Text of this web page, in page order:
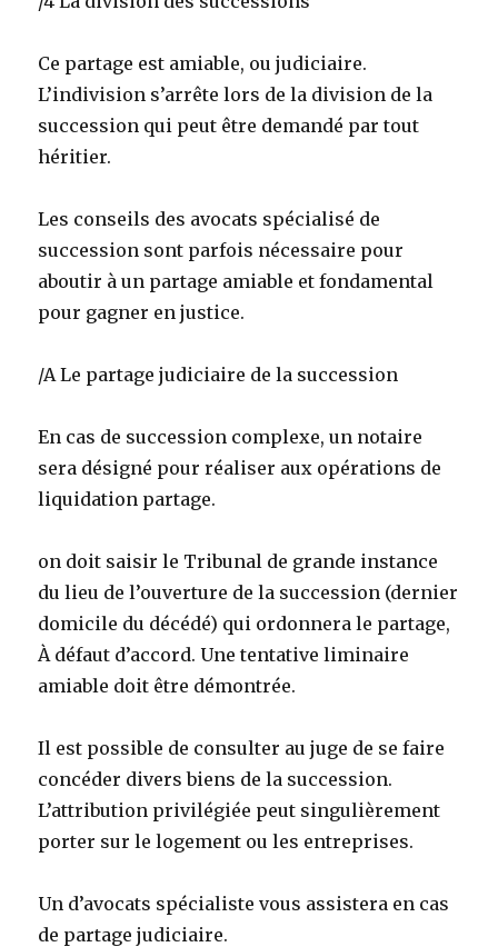
Ce partage est amiable, ou judiciaire.
L’indivision s’arrête lors de la division de la
succession qui peut être demandé par tout
héritier.
Les conseils des avocats spécialisé de
succession sont parfois nécessaire pour
aboutir à un partage amiable et fondamental
pour gagner en justice.
/A Le partage judiciaire de la succession
En cas de succession complexe, un notaire
sera désigné pour réaliser aux opérations de
liquidation partage.
on doit saisir le Tribunal de grande instance
du lieu de l’ouverture de la succession (dernier
domicile du décédé) qui ordonnera le partage,
À défaut d’accord. Une tentative liminaire
amiable doit être démontrée.
Il est possible de consulter au juge de se faire
concéder divers biens de la succession.
L’attribution privilégiée peut singulièrement
porter sur le logement ou les entreprises.
Un d’avocats spécialiste vous assistera en cas
de partage judiciaire.